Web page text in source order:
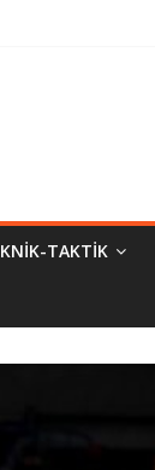
TAKTIK